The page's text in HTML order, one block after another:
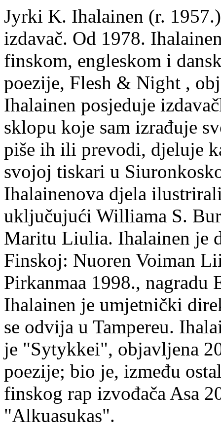
Jyrki K. Ihalainen (r.
izdavač. Od 1978.
finskom, engleskom i
poezije, Flesh & Night ,
Ihalainen posjeduje
sklopu koje sam izrađuje
piše ih ili prevodi, djeluje
svojoj tiskari u
Ihalainenova djela
uključujući Williama S.
Maritu Liulia. Ihalainen je
Finskoj: Nuoren Voiman
Pirkanmaa 1998.,
Ihalainen je umjetnički
se odvija u Tampereu.
je "Sytykkei", objavljena
poezije; bio je, između
finskog rap izvođača Asa
"Alkuasukas".